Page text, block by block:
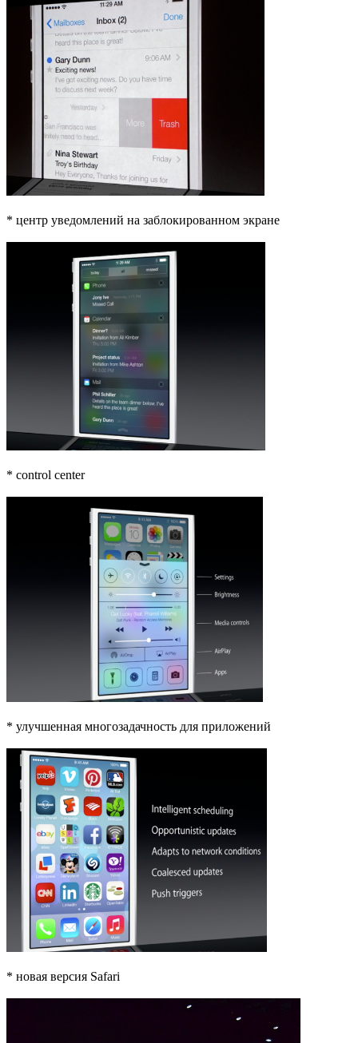
* центр уведомлений на заблокированном экране
* control center
* улучшенная многозадачность для приложений
* новая версия Safari